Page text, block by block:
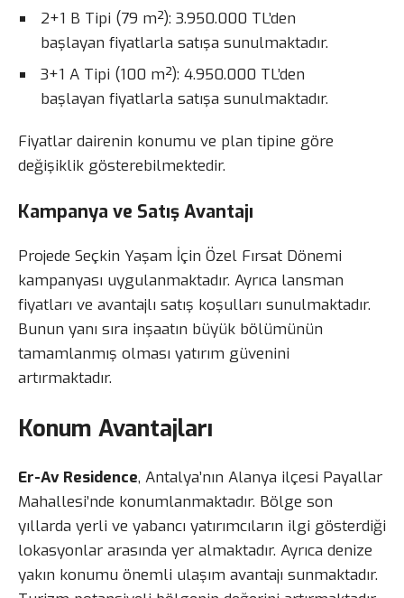
2+1 B Tipi (79 m²): 3.950.000 TL’den
başlayan fiyatlarla satışa sunulmaktadır.
3+1 A Tipi (100 m²): 4.950.000 TL’den
başlayan fiyatlarla satışa sunulmaktadır.
Fiyatlar dairenin konumu ve plan tipine göre
değişiklik gösterebilmektedir.
Kampanya ve Satış Avantajı
Projede Seçkin Yaşam İçin Özel Fırsat Dönemi
kampanyası uygulanmaktadır. Ayrıca lansman
fiyatları ve avantajlı satış koşulları sunulmaktadır.
Bunun yanı sıra inşaatın büyük bölümünün
tamamlanmış olması yatırım güvenini
artırmaktadır.
Konum Avantajları
Er-Av Residence, Antalya’nın Alanya ilçesi Payallar
Mahallesi’nde konumlanmaktadır. Bölge son
yıllarda yerli ve yabancı yatırımcıların ilgi gösterdiği
lokasyonlar arasında yer almaktadır. Ayrıca denize
yakın konumu önemli ulaşım avantajı sunmaktadır.